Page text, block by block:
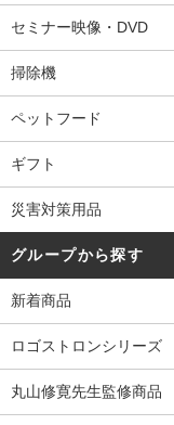
セミナー映像・DVD
掃除機
ペットフード
ギフト
災害対策用品
グループから探す
新着商品
ロゴストロンシリーズ
丸山修寛先生監修商品